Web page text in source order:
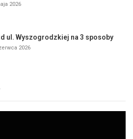
2026
ul. Wyszogrodzkiej na 3 sposoby
2026